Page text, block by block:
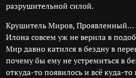
разрушительной силой.
Крушитель Миров, Проявленный…
Илона совсем уж не верила в
Мир давно катился в бездну в
почему бы ему не устремиться в
откуда-то появилось и всё куда-